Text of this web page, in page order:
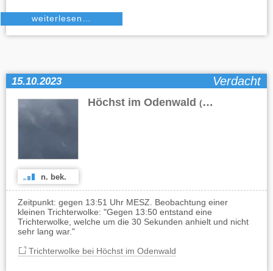
weiterlesen…
15.10.2023 Verdacht
Höchst im Odenwald (HE)
n. bek.
Zeitpunkt: gegen 13:51 Uhr MESZ. Beobachtung einer
kleinen Trichterwolke: "Gegen 13:50 entstand eine
Trichterwolke, welche um die 30 Sekunden anhielt und nicht
sehr lang war."
Trichterwolke bei Höchst im Odenwald